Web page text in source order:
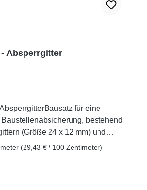
- Absperrgitter
für eine
bestehend
(Größe 24 x 12 mm) und
an Fußplatten für die mobile und
(29,43 € / 100 Zentimeter)